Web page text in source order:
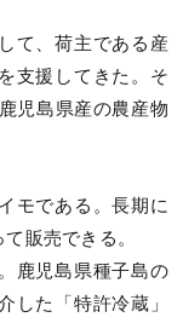
て、荷主である産
支援してきた。そ
児島県産の農産物
モである。長期に
販売できる。
鹿児島県種子島の
した「特許冷蔵」